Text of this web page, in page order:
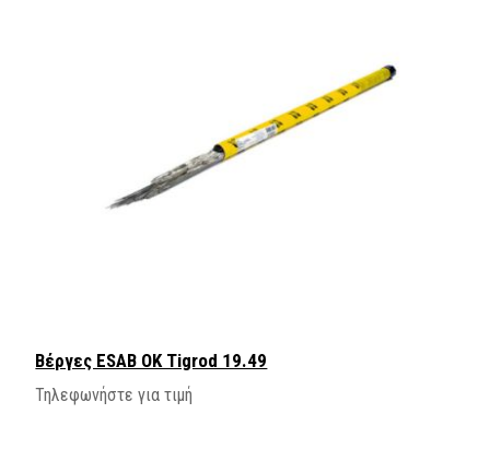
Βέργες ESAB OK Tigrod 19.49
Τηλεφωνήστε για τιμή